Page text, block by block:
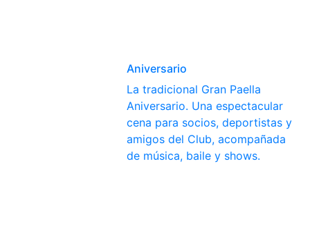
Aniversario
La tradicional Gran Paella
Aniversario. Una espectacular
cena para socios, deportistas y
amigos del Club, acompañada
de música, baile y shows.